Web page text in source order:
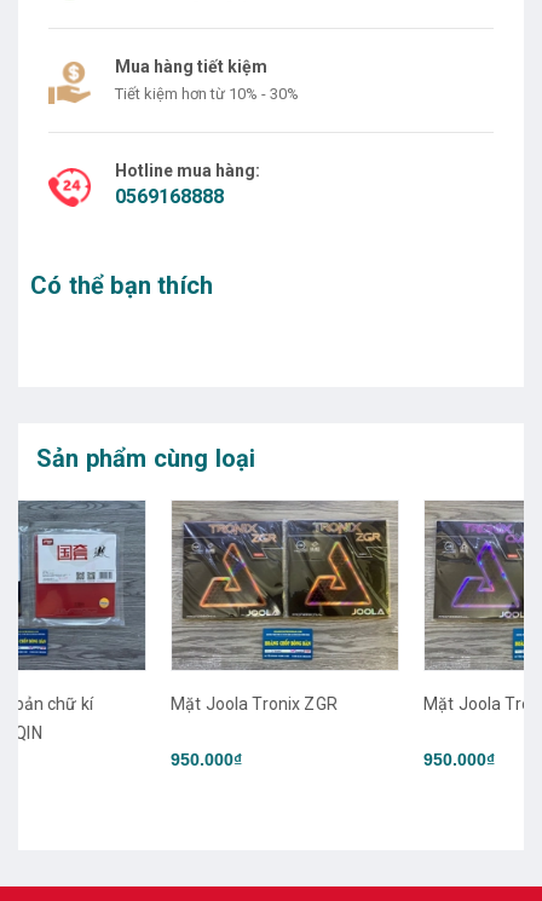
Mua hàng tiết kiệm
Tiết kiệm hơn từ 10% - 30%
Hotline mua hàng:
0569168888
Có thể bạn thích
Sản phẩm cùng loại
Mặt Joola Tronix ZGR Mặt Joola Tronix CMD